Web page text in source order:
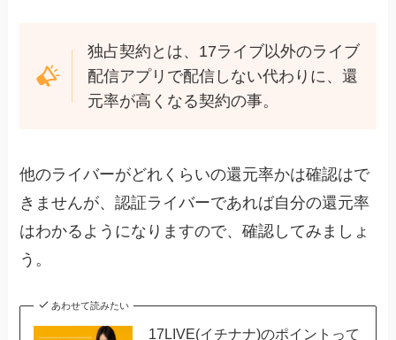
独占契約とは、17ライブ以外のライブ
配信アプリで配信しない代わりに、還
元率が高くなる契約の事。
他のライバーがどれくらいの還元率かは確認はで
きませんが、認証ライバーであれば自分の還元率
はわかるようになりますので、確認してみましょ
う。
あわせて読みたい
17LIVE(イチナナ)のポイントって